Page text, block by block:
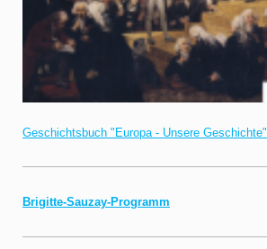
Geschichtsbuch "Europa - Unsere Geschichte"
Brigitte-Sauzay-Programm